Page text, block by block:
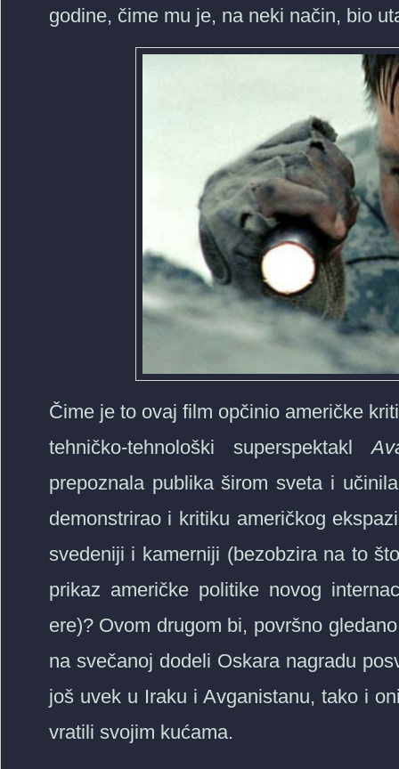
godine, čime mu je, na neki način, bio
Čime je to ovaj film opčinio američke
tehničko-tehnološki superspektakl
prepoznala publika širom sveta i
demonstrirao i kritiku američkog
svedeniji i kamerniji (bezobzira na to
prikaz američke politike novog
ere)? Ovom drugom bi, površno
na svečanoj dodeli Oskara nagradu
još uvek u Iraku i Avganistanu, tako i
vratili svojim kućama.